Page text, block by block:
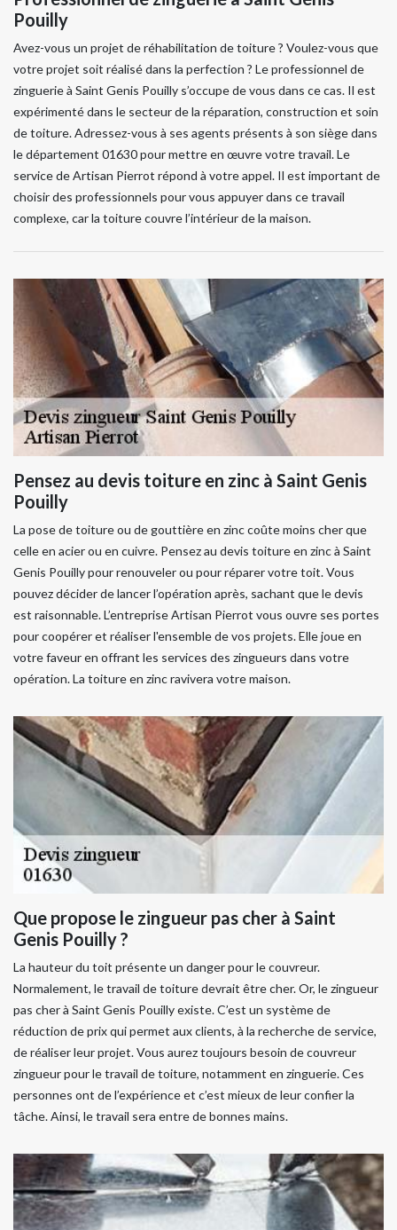
Pouilly
Avez-vous un projet de réhabilitation de toiture ? Voulez-vous que
votre projet soit réalisé dans la perfection ? Le professionnel de
zinguerie à Saint Genis Pouilly s’occupe de vous dans ce cas. Il est
expérimenté dans le secteur de la réparation, construction et soin
de toiture. Adressez-vous à ses agents présents à son siège dans
le département 01630 pour mettre en œuvre votre travail. Le
service de Artisan Pierrot répond à votre appel. Il est important de
choisir des professionnels pour vous appuyer dans ce travail
complexe, car la toiture couvre l’intérieur de la maison.
Pensez au devis toiture en zinc à Saint Genis
Pouilly
La pose de toiture ou de gouttière en zinc coûte moins cher que
celle en acier ou en cuivre. Pensez au devis toiture en zinc à Saint
Genis Pouilly pour renouveler ou pour réparer votre toit. Vous
pouvez décider de lancer l’opération après, sachant que le devis
est raisonnable. L’entreprise Artisan Pierrot vous ouvre ses portes
pour coopérer et réaliser l'ensemble de vos projets. Elle joue en
votre faveur en offrant les services des zingueurs dans votre
opération. La toiture en zinc ravivera votre maison.
Que propose le zingueur pas cher à Saint
Genis Pouilly ?
La hauteur du toit présente un danger pour le couvreur.
Normalement, le travail de toiture devrait être cher. Or, le zingueur
pas cher à Saint Genis Pouilly existe. C’est un système de
réduction de prix qui permet aux clients, à la recherche de service,
de réaliser leur projet. Vous aurez toujours besoin de couvreur
zingueur pour le travail de toiture, notamment en zinguerie. Ces
personnes ont de l’expérience et c’est mieux de leur confier la
tâche. Ainsi, le travail sera entre de bonnes mains.